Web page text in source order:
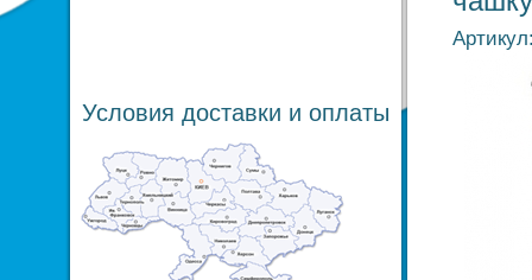
Условия доставки и оплаты